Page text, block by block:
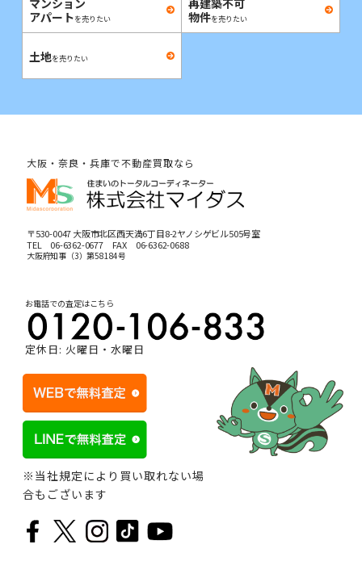
マンション
アパートを売りたい
再建築不可
物件を売りたい
土地を売りたい
大阪・奈良・兵庫で不動産買取なら
〒530-0047 大阪市北区西天満6丁目8-2ヤノシゲビル505号室
TEL 06-6362-0677FAX 06-6362-0688
大阪府知事（3）第58184号
お電話での査定はこちら
定休日: 火曜日・水曜日
※当社規定により買い取れない場
合もございます